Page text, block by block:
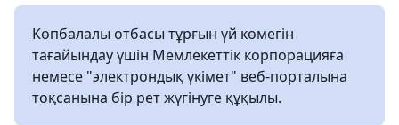
Көпбалалы отбасы тұрғын үй көмегін
тағайындау үшін Мемлекеттік корпорацияға
немесе "электрондық үкімет" веб-порталына
тоқсанына бір рет жүгінуге құқылы.